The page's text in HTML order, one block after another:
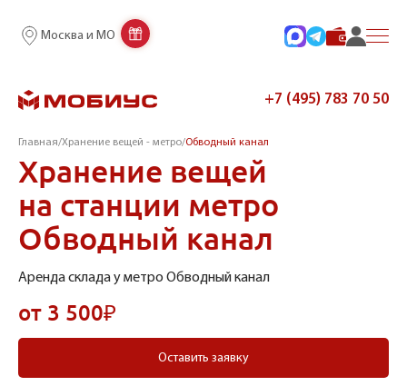
Москва и МО
+7 (495) 783 70 50
Главная/Хранение вещей - метро/Обводный канал
Хранение вещей
на станции метро
Обводный канал
Аренда склада у метро Обводный канал
от 3 500₽
Оставить заявку